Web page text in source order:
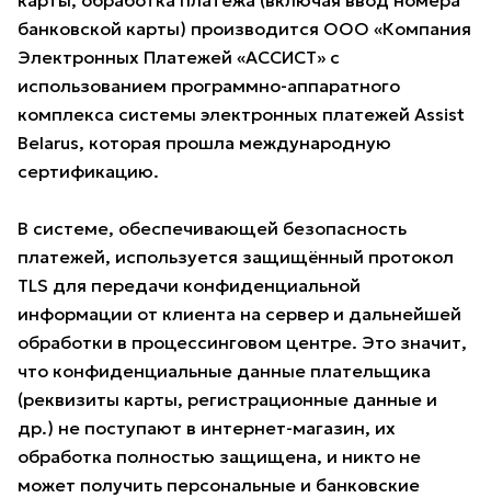
банковской карты) производится ООО «Компания
Электронных Платежей «АССИСТ» с
использованием программно-аппаратного
комплекса системы электронных платежей Assist
Belarus, которая прошла международную
сертификацию.
В системе, обеспечивающей безопасность
платежей, используется защищённый протокол
TLS для передачи конфиденциальной
информации от клиента на сервер и дальнейшей
обработки в процессинговом центре. Это значит,
что конфиденциальные данные плательщика
(реквизиты карты, регистрационные данные и
др.) не поступают в интернет-магазин, их
обработка полностью защищена, и никто не
может получить персональные и банковские